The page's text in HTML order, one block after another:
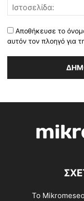
Αποθήκευσε το
αυτόν τον πλοηγό για
Το